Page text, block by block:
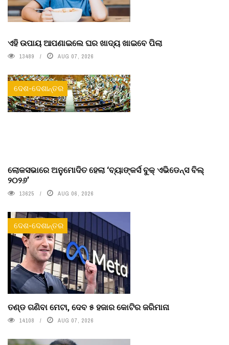
ଏହି ଉପାୟ ଆପଣାଇଲେ ଘର ଖାଦ୍ୟ ଖାଇବେ ପିଲା
13489 AUG 07, 2026
ଦେଶ-ଦେଶାନ୍ତର
ଲୋକସଭାରେ ଅନୁମୋଦିତ ହେଲା ‘ବ୍ୟାଙ୍କର୍ସ ବୁକ୍ ଏଭିଡେନ୍ସ ବିଲ୍
୨୦୨୬’
13625 AUG 06, 2026
ଦେଶ-ଦେଶାନ୍ତର
ତଣ୍ଡ ଗଣିବା ମେଟା, ଦେବ ୫ ହଜାର କୋଟିର ଜରିମାନା
14108 AUG 07, 2026